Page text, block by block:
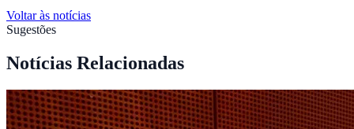
Voltar às notícias
Sugestões
Notícias Relacionadas